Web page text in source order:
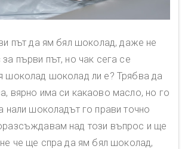
път да ям бял шоколад, даже не
първи път, но чак сега се
шоколад шоколад ли е? Трябва да
вярно има си какаово масло, но го
нали шоколадът го прави точно
над този въпрос и ще
че ще спра да ям бял шоколад,